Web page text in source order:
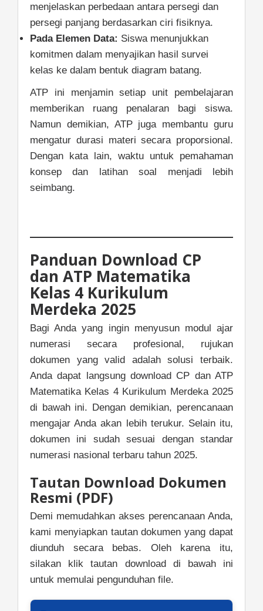
menjelaskan perbedaan antara persegi dan
persegi panjang berdasarkan ciri fisiknya.
Pada Elemen Data: Siswa menunjukkan
komitmen dalam menyajikan hasil survei
kelas ke dalam bentuk diagram batang.
ATP ini menjamin setiap unit pembelajaran
memberikan ruang penalaran bagi siswa.
Namun demikian, ATP juga membantu guru
mengatur durasi materi secara proporsional.
Dengan kata lain, waktu untuk pemahaman
konsep dan latihan soal menjadi lebih
seimbang.
Panduan Download CP
dan ATP Matematika
Kelas 4 Kurikulum
Merdeka 2025
Bagi Anda yang ingin menyusun modul ajar
numerasi secara profesional, rujukan
dokumen yang valid adalah solusi terbaik.
Anda dapat langsung download CP dan ATP
Matematika Kelas 4 Kurikulum Merdeka 2025
di bawah ini. Dengan demikian, perencanaan
mengajar Anda akan lebih terukur. Selain itu,
dokumen ini sudah sesuai dengan standar
numerasi nasional terbaru tahun 2025.
Tautan Download Dokumen
Resmi (PDF)
Demi memudahkan akses perencanaan Anda,
kami menyiapkan tautan dokumen yang dapat
diunduh secara bebas. Oleh karena itu,
silakan klik tautan download di bawah ini
untuk memulai pengunduhan file.